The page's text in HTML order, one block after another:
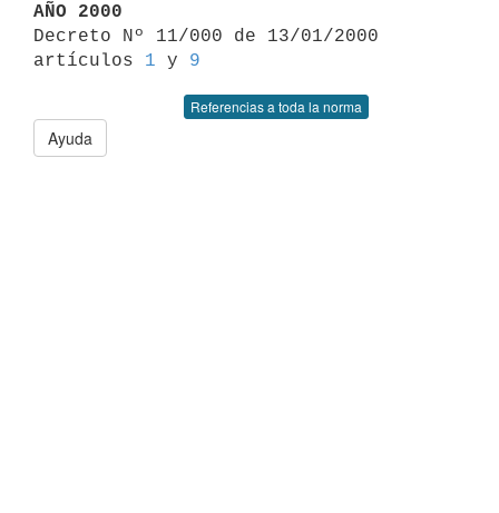
AÑO 2000
Decreto Nº 11/000 de 13/01/2000
artículos 1 y 9
Referencias a toda la norma
Ayuda